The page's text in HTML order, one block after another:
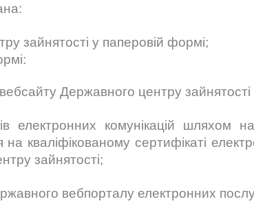
зайнятості у паперовій формі;
Державного центру зайнятості
електронних комунікацій шляхом
на кваліфікованому сертифікаті
зайнятості;
вебпорталу електронних